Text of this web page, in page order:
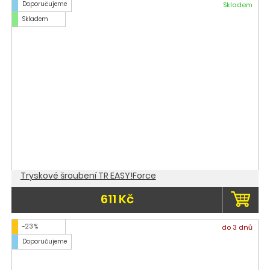
Doporučujeme
Skladem
Skladem
Tryskové šroubení TR EASY!Force
611 Kč
-23 %
Doporučujeme
do 3 dnů